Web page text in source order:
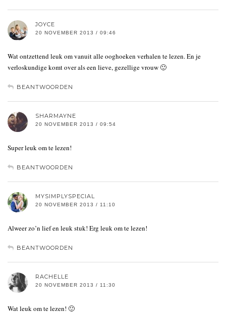
JOYCE
20 NOVEMBER 2013 / 09:46
Wat ontzettend leuk om vanuit alle ooghoeken verhalen te lezen. En je
verloskundige komt over als een lieve, gezellige vrouw 🙂
BEANTWOORDEN
SHARMAYNE
20 NOVEMBER 2013 / 09:54
Super leuk om te lezen!
BEANTWOORDEN
MYSIMPLYSPECIAL
20 NOVEMBER 2013 / 11:10
Alweer zo’n lief en leuk stuk! Erg leuk om te lezen!
BEANTWOORDEN
RACHELLE
20 NOVEMBER 2013 / 11:30
Wat leuk om te lezen! 🙂